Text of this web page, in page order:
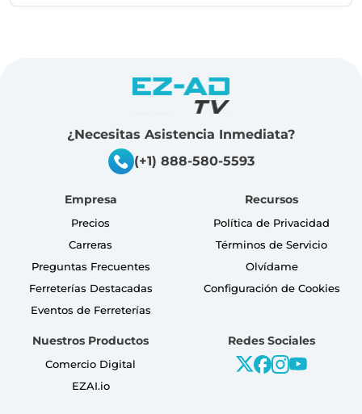
¿Necesitas Asistencia Inmediata?
(+1) 888-580-5593
Nuestros Productos
Comercio Digital
EZAI.io
Recursos
Política de Privacidad
Términos de Servicio
Olvídame
Configuración de Cookies
Empresa
Precios
Carreras
Preguntas Frecuentes
Ferreterías Destacadas
Eventos de Ferreterías
Redes Sociales